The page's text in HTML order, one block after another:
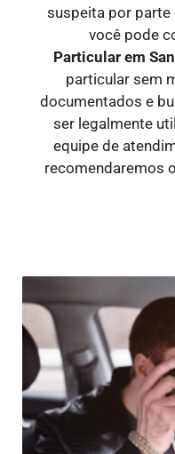
suspeita por
você pode
Particular em
particular sem
documentados e
ser legalmente
equipe de
recomendaremos